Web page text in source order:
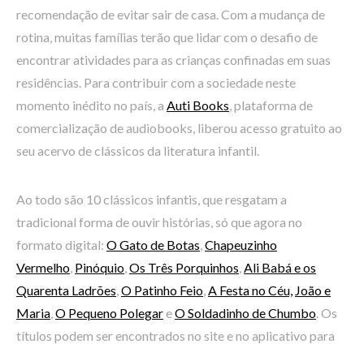
recomendação de evitar sair de casa. Com a mudança de
rotina, muitas famílias terão que lidar com o desafio de
encontrar atividades para as crianças confinadas em suas
residências. Para contribuir com a sociedade neste
momento inédito no país, a Auti Books , plataforma de
comercialização de audiobooks, liberou acesso gratuito ao
seu acervo de clássicos da literatura infantil.
Ao todo são 10 clássicos infantis, que resgatam a
tradicional forma de ouvir histórias, só que agora no
formato digital: O Gato de Botas Chapeuzinho
Vermelho Pinóquio Os Três Porquinhos Ali Babá e os
Quarenta Ladrões O Patinho Feio A Festa no Céu, João e
Maria O Pequeno PolegareO Soldadinho de Chumbo . Os
títulos podem ser encontrados no site e no aplicativo para